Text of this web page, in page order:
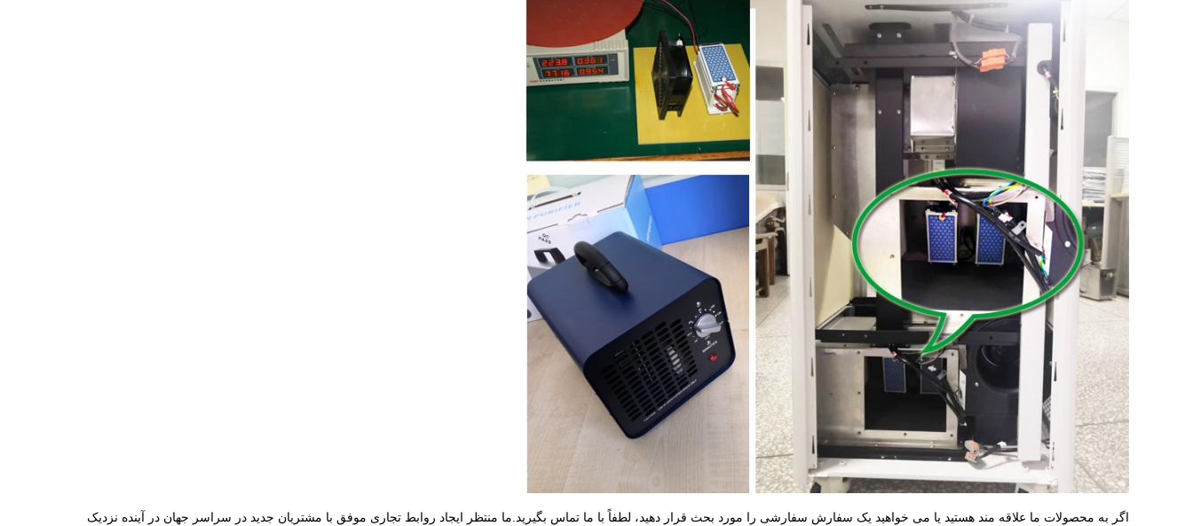
اگر به محصولات ما علاقه مند هستید یا می خواهید یک سفارش سفارشی را مورد بحث قرار دهید، لطفاً با ما تماس بگیرید.ما منتظر ایجاد روابط تجاری موفق با مشتریان جدید در سراسر جهان در آینده نزدیک